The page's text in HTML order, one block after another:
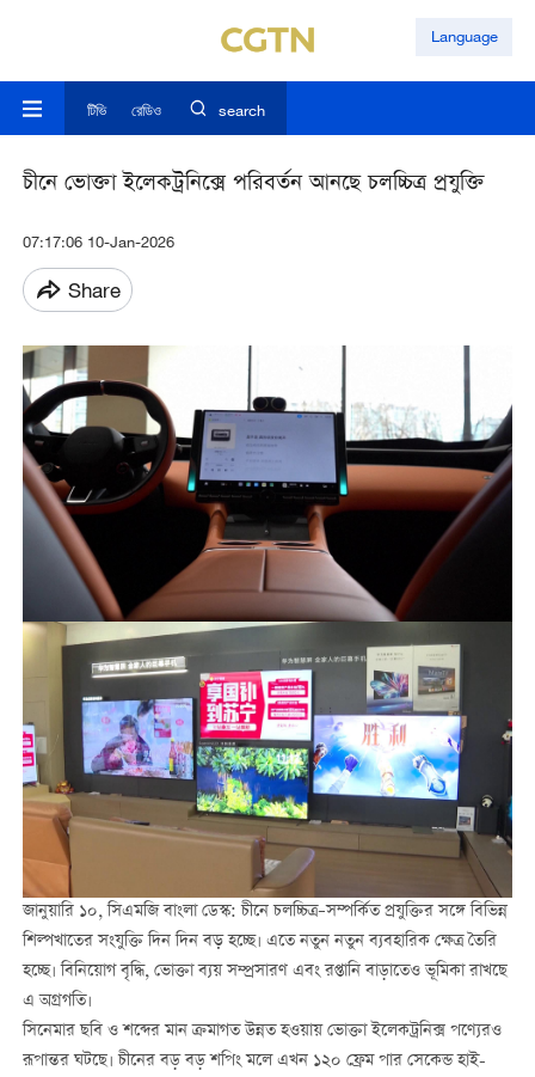
Language
টিভি রেডিও search
চীনে ভোক্তা ইলেকট্রনিক্সে পরিবর্তন আনছে চলচ্চিত্র প্রযুক্তি
07:17:06 10-Jan-2026
Share
জানুয়ারি ১০, সিএমজি বাংলা ডেস্ক: চীনে চলচ্চিত্র–সম্পর্কিত প্রযুক্তির সঙ্গে বিভিন্ন
শিল্পখাতের সংযুক্তি দিন দিন বড় হচ্ছে। এতে নতুন নতুন ব্যবহারিক ক্ষেত্র তৈরি
হচ্ছে। বিনিয়োগ বৃদ্ধি, ভোক্তা ব্যয় সম্প্রসারণ এবং রপ্তানি বাড়াতেও ভূমিকা রাখছে
এ অগ্রগতি।
সিনেমার ছবি ও শব্দের মান ক্রমাগত উন্নত হওয়ায় ভোক্তা ইলেকট্রনিক্স পণ্যেরও
রূপান্তর ঘটছে। চীনের বড় বড় শপিং মলে এখন ১২০ ফ্রেম পার সেকেন্ড হাই-